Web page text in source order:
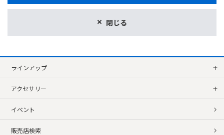
閉じる
ラインアップ
アクセサリー
イベント
販売店検索